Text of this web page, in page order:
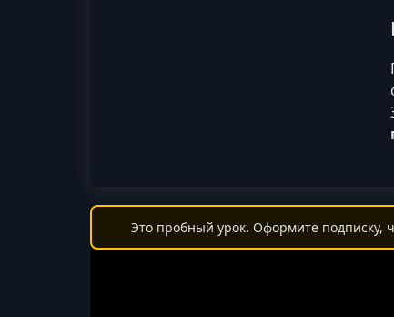
Это пробный урок. Оформите подписку,